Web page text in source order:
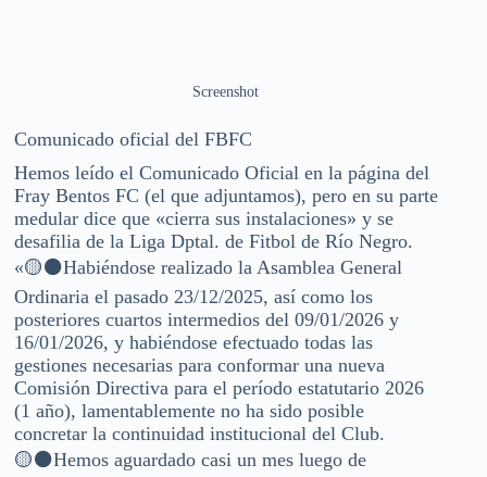
Screenshot
Comunicado oficial del FBFC
Hemos leído el Comunicado Oficial en la página del
Fray Bentos FC (el que adjuntamos), pero en su parte
medular dice que «cierra sus instalaciones» y se
desafilia de la Liga Dptal. de Fitbol de Río Negro.
«🟡⚫️Habiéndose realizado la Asamblea General
Ordinaria el pasado 23/12/2025, así como los
posteriores cuartos intermedios del 09/01/2026 y
16/01/2026, y habiéndose efectuado todas las
gestiones necesarias para conformar una nueva
Comisión Directiva para el período estatutario 2026
(1 año), lamentablemente no ha sido posible
concretar la continuidad institucional del Club.
🟡⚫️Hemos aguardado casi un mes luego de